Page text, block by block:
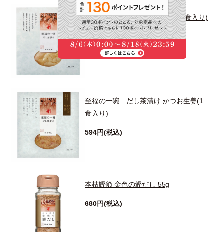
至福の一椀 だし茶漬け 貝柱 (1食入り)
594円(税込)
至福の一碗 だし茶漬け かつお生姜(1
食入り)
594円(税込)
本枯鰹節 金色の鰹だし 55g
680円(税込)